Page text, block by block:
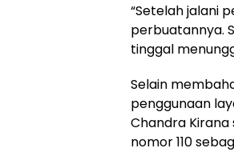
“Setelah jalani
perbuatannya.
tinggal
Selain
penggunaan
Chandra Kirana
nomor 110